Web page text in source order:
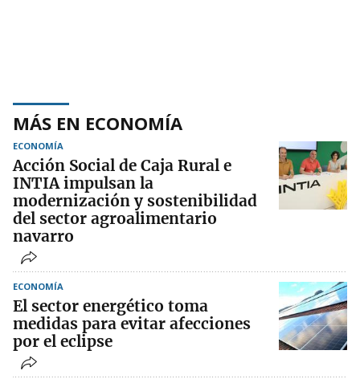
MÁS EN ECONOMÍA
ECONOMÍA
Acción Social de Caja Rural e
INTIA impulsan la
modernización y sostenibilidad
del sector agroalimentario
navarro
ECONOMÍA
El sector energético toma
medidas para evitar afecciones
por el eclipse